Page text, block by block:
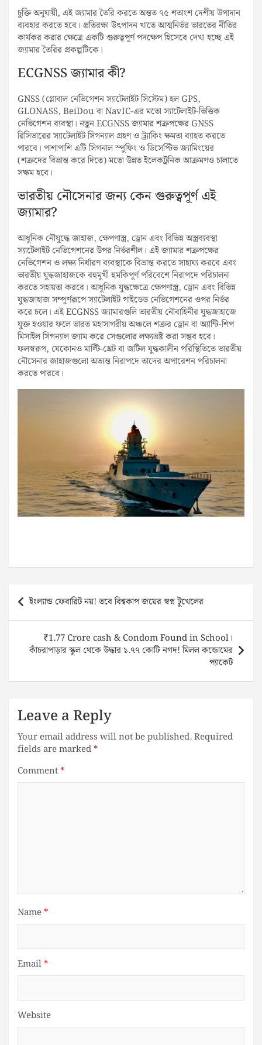
চুক্তি অনুযায়ী, এই জ্যামার তৈরি করতে অন্তত ৭৫ শতাংশ দেশীয় উপাদান
ব্যবহার করতে হবে। প্রতিরক্ষা উৎপাদন খাতে আত্মনির্ভর ভারতের নীতির
কার্যকর করার ক্ষেত্রে একটি গুরুত্বপূর্ণ পদক্ষেপ হিসেবে দেখা হচ্ছে এই
জ্যামার তৈরির প্রকল্পটিকে।
ECGNSS জ্যামার কী?
GNSS (গ্লোবাল নেভিগেশন স্যাটেলাইট সিস্টেম) হল GPS,
GLONASS, BeiDou বা NavIC-এর মতো স্যাটেলাইট-ভিত্তিক
নেভিগেশন ব্যবস্থা। নতুন ECGNSS জ্যামার শত্রুপক্ষের GNSS
রিসিভারের স্যাটেলাইট সিগন্যাল গ্রহণ ও ট্র্যাকিং ক্ষমতা ব্যাহত করতে
পারবে। পাশাপাশি এটি সিগনাল স্পুফিং ও ডিসেপ্টিভ জ্যামিংয়ের
(শত্রুদের বিভ্রান্ত করে দিতে) মতো উন্নত ইলেকট্রনিক আক্রমণও চালাতে
সক্ষম হবে।
ভারতীয় নৌসেনার জন্য কেন গুরুত্বপূর্ণ এই
জ্যামার?
আধুনিক নৌযুদ্ধে জাহাজ, ক্ষেপণাস্ত্র, ড্রোন এবং বিভিন্ন অস্ত্রব্যবস্থা
স্যাটেলাইট নেভিগেশনের উপর নির্ভরশীল। এই জ্যামার শত্রুপক্ষের
নেভিগেশন ও লক্ষ্য নির্ধারণ ব্যবস্থাকে বিভ্রান্ত করতে সাহায্য করবে এবং
ভারতীয় যুদ্ধজাহাজকে বহুমুখী হুমকিপূর্ণ পরিবেশে নিরাপদে পরিচালনা
করতে সহায়তা করবে। আধুনিক যুদ্ধক্ষেত্রে ক্ষেপণাস্ত্র, ড্রোন এবং বিভিন্ন
যুদ্ধজাহাজ সম্পূর্ণরূপে স্যাটেলাইট গাইডেড নেভিগেশনের ওপর নির্ভর
করে চলে। এই ECGNSS জ্যামারগুলি ভারতীয় নৌবাহিনীর যুদ্ধজাহাজে
যুক্ত হওয়ার ফলে ভারত মহাসাগরীয় অঞ্চলে শত্রুর ড্রোন বা অ্যান্টি-শিপ
মিসাইল সিগন্যাল জ্যাম করে সেগুলোর লক্ষ্যভ্রষ্ট করা সম্ভব হবে।
ফলস্বরূপ, যেকোনও মাল্টি-থ্রেট বা জটিল যুদ্ধকালীন পরিস্থিতিতে ভারতীয়
নৌসেনার জাহাজগুলো অত্যন্ত নিরাপদে তাদের অপারেশন পরিচালনা
করতে পারবে।
Post
navigation
ইংল্যান্ড ফেবারিট নয়! তবে বিশ্বকাপ জয়ের স্বপ্ন টুখেলের
₹1.77 Crore cash & Condom Found in School।
কাঁচরাপাড়ার স্কুল থেকে উদ্ধার ১.৭৭ কোটি নগদ! মিলল কন্ডোমের
প্যাকেট
Leave a Reply
Your email address will not be published.Required
fields are marked*
Comment*
Name*
Email*
Website